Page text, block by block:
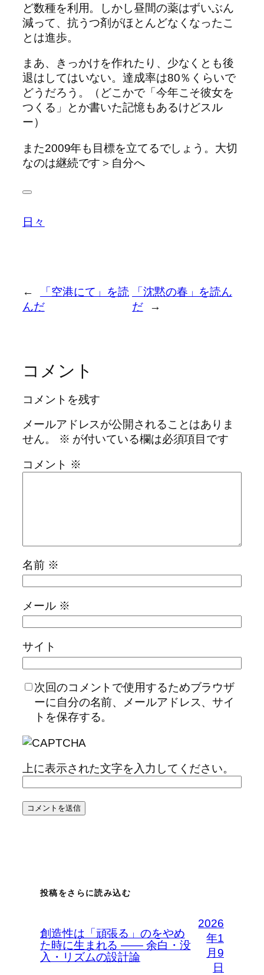
ど数種を利用。しかし昼間の薬はずいぶん
減って、抗うつ剤がほとんどなくなったこ
とは進歩。
まあ、きっかけを作れたり、少なくとも後
退はしてはいない。達成率は80％くらいで
どうだろう。（どこかで「今年こそ彼女を
つくる」とか書いた記憶もあるけどスル
ー）
また2009年も目標を立てるでしょう。大切
なのは継続です＞自分へ
日々
←
「空港にて」を読
んだ
「沈黙の春」を読ん
だ
→
コメント
コメントを残す
メールアドレスが公開されることはありま
せん。
※ が付いている欄は必須項目です
コメント ※
名前 ※
メール ※
サイト
次回のコメントで使用するためブラウザ
ーに自分の名前、メールアドレス、サイ
トを保存する。
上に表示された文字を入力してください。
投稿をさらに読み込む
創造性は「頑張る」のをやめ
た時に生まれる —— 余白・没
入・リズムの設計論
2026
年1
月9
日